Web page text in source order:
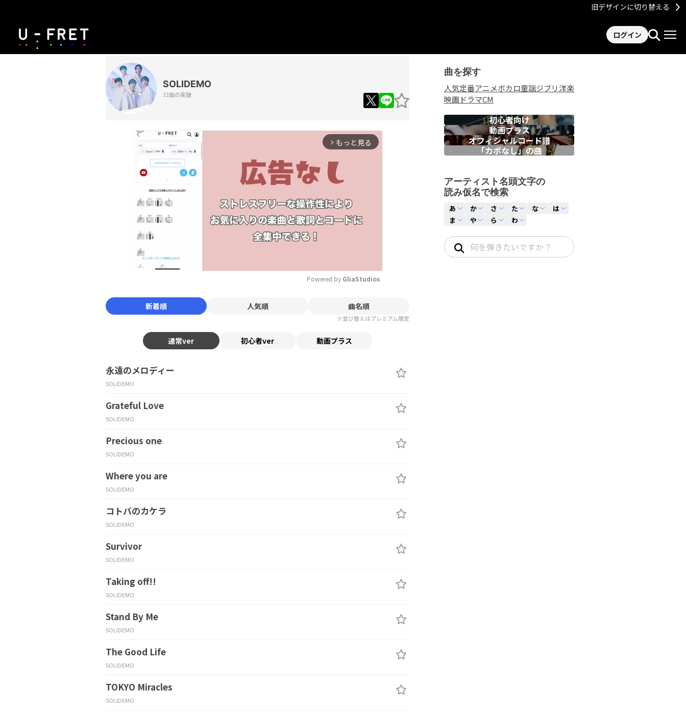
旧デザインに切り替える
ログイン
SOLIDEMO
32曲の楽譜
arrow_forward_ios もっと見る
Mute
Powered by GliaStudios
新着順 人気順 曲名順
※並び替えはプレミアム限定
通常ver 初心者ver 動画プラス
永遠のメロディー
SOLIDEMO
Grateful Love
SOLIDEMO
Precious one
SOLIDEMO
Where you are
SOLIDEMO
コトバのカケラ
SOLIDEMO
Survivor
SOLIDEMO
Taking off!!
SOLIDEMO
Stand By Me
SOLIDEMO
The Good Life
SOLIDEMO
TOKYO Miracles
SOLIDEMO
曲を探す
人気定番アニメボカロ童謡ジブリ洋楽
映画ドラマCM
初心者向け
動画プラス
オフィシャルコード譜
「カポなし」の曲
アーティスト名頭文字の
読み仮名で検索